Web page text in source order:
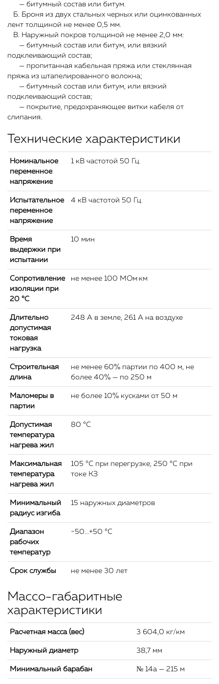
— битумный состав или битум.
Б. Броня из двух стальных черных или оцинкованных
лент толщиной не менее 0,5 мм.
В. Наружный покров толщиной не менее 2,0 мм:
— битумный состав или битум, или вязкий
подклеивающий состав;
— пропитанная кабельная пряжа или стеклянная
пряжа из штапелированного волокна;
— битумный состав или битум, или вязкий
подклеивающий состав;
— покрытие, предохраняющее витки кабеля от
слипания.
Технические характеристики
Номинальное
переменное
напряжение
1 кВ частотой 50 Гц
Испытательное
переменное
напряжение
4 кВ частотой 50 Гц
Время
выдержки при
испытании
10 мин
Сопротивление
изоляции при
20 °С
не менее 100 МОм·км
Длительно
допустимая
токовая
нагрузка
248 А в земле, 261 А на воздухе
Строительная
длина
не менее 60% партии по 400 м, не
более 40% — по 250 м
Маломеры в
партии
не более 10% кусками от 50 м
Допустимая
температура
нагрева жил
80 °C
Максимальная
температура
нагрева жил
105 °C при перегрузке, 250 °C при
токе КЗ
Минимальный
радиус изгиба
15 наружных диаметров
Диапазон
рабочих
температур
−50...+50 °C
Срок службы не менее 30 лет
Массо-габаритные
характеристики
Расчетная масса (вес) 3 604,0 кг/км
Наружный диаметр 38,7 мм
Минимальный барабан № 14а — 215 м